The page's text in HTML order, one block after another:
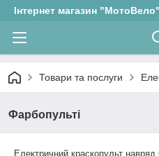
Інтернет магазин
Товари та послуги
Фарбопульті
Електричний краскопульт